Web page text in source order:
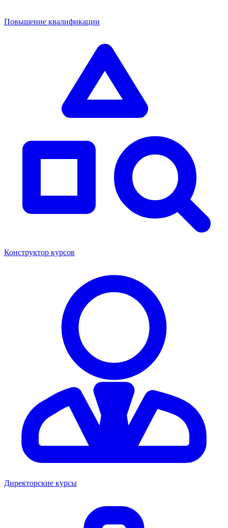
Повышение квалификации
Конструктор курсов
Директорские курсы